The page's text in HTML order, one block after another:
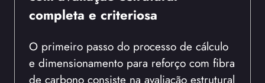
completa e criteriosa
O primeiro passo do processo de cálculo
e dimensionamento para reforço com fibra
de carbono consiste na avaliação estrutural